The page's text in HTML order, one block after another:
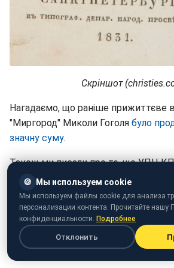
Скріншот
Нагадаємо, що раніше прижиттєве
"Миргород" Миколи Гоголя було
значну суму.
Також ми писали про те, що УПЦ КП
українською івидала "Роздуми про
літургію" Гоголя.
🍪 Мы используем cookie
Мы используем файлы cookie для анализа
персонализации контента. Прочитайте нашу
конфиденциальности. Подробнее
Отклонить